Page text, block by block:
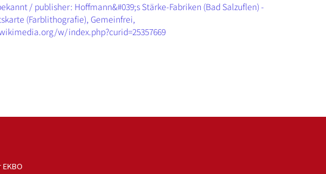
/ publisher: Hoffmann&#039;s Stärke-Fabriken (Bad Salzuflen) -
(Farblithografie), Gemeinfrei,
w/index.php?curid=25357669